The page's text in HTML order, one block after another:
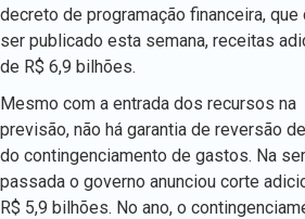
decreto de programação financeira, que
ser publicado esta semana, receitas
de R$ 6,9 bilhões.
Mesmo com a entrada dos recursos na
previsão, não há garantia de reversão
do contingenciamento de gastos. Na
passada o governo anunciou corte
R$ 5,9 bilhões. No ano, o